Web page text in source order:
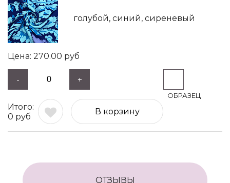
голубой, синий, сиреневый
270.00 руб
- +
0 руб
В корзину
ОТЗЫВЫ